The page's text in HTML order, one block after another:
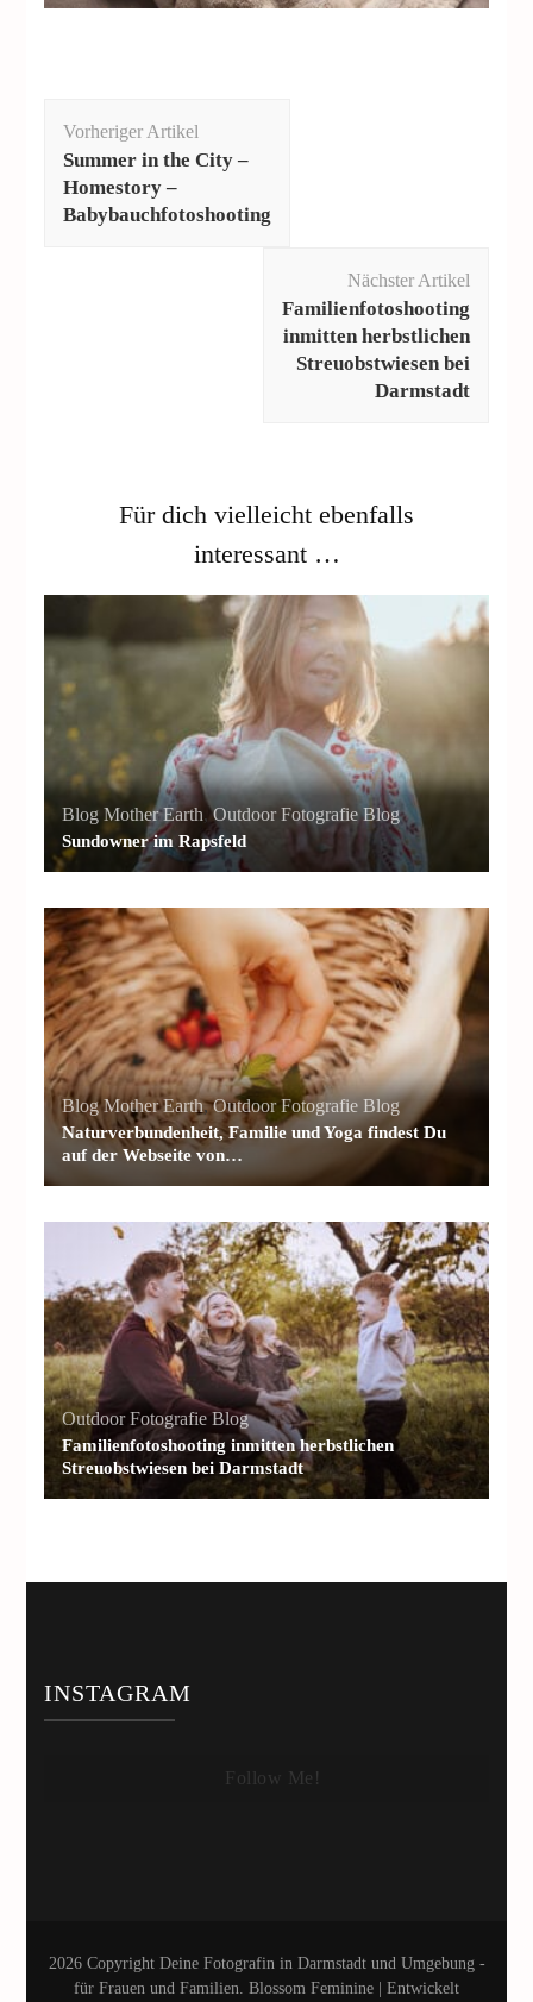
Vorheriger Artikel
Summer in the City –
Homestory –
Babybauchfotoshooting
Nächster Artikel
Familienfotoshooting
inmitten herbstlichen
Streuobstwiesen bei
Darmstadt
Für dich vielleicht ebenfalls
interessant …
Blog Mother Earth,Outdoor Fotografie Blog
Sundowner im Rapsfeld
Blog Mother Earth,Outdoor Fotografie Blog
Naturverbundenheit, Familie und Yoga findest Du
auf der Webseite von…
Outdoor Fotografie Blog
Familienfotoshooting inmitten herbstlichen
Streuobstwiesen bei Darmstadt
INSTAGRAM
Follow Me!
2026 Copyright Deine Fotografin in Darmstadt und Umgebung -
für Frauen und Familien Blossom Feminine | Entwickelt